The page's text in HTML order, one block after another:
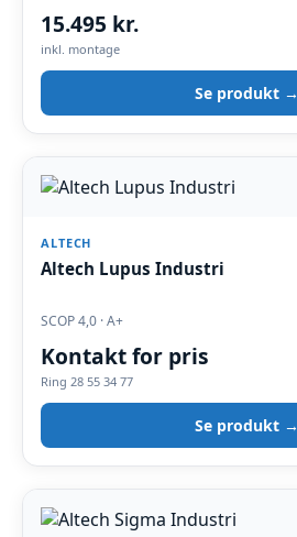
15.495 kr.
inkl. montage
Se produkt →
ALTECH
Altech Lupus Industri
SCOP 4,0 · A+
Kontakt for pris
Ring 28 55 34 77
Se produkt →